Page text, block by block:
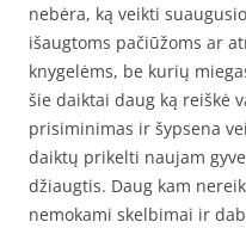
nebėra, ką veikti
išaugtoms pačiūžoms ar
knygelėms, be kurių
šie daiktai daug ką reiškė
prisiminimas ir šypsena
daiktų prikelti naujam
džiaugtis. Daug kam
nemokami skelbimai ir